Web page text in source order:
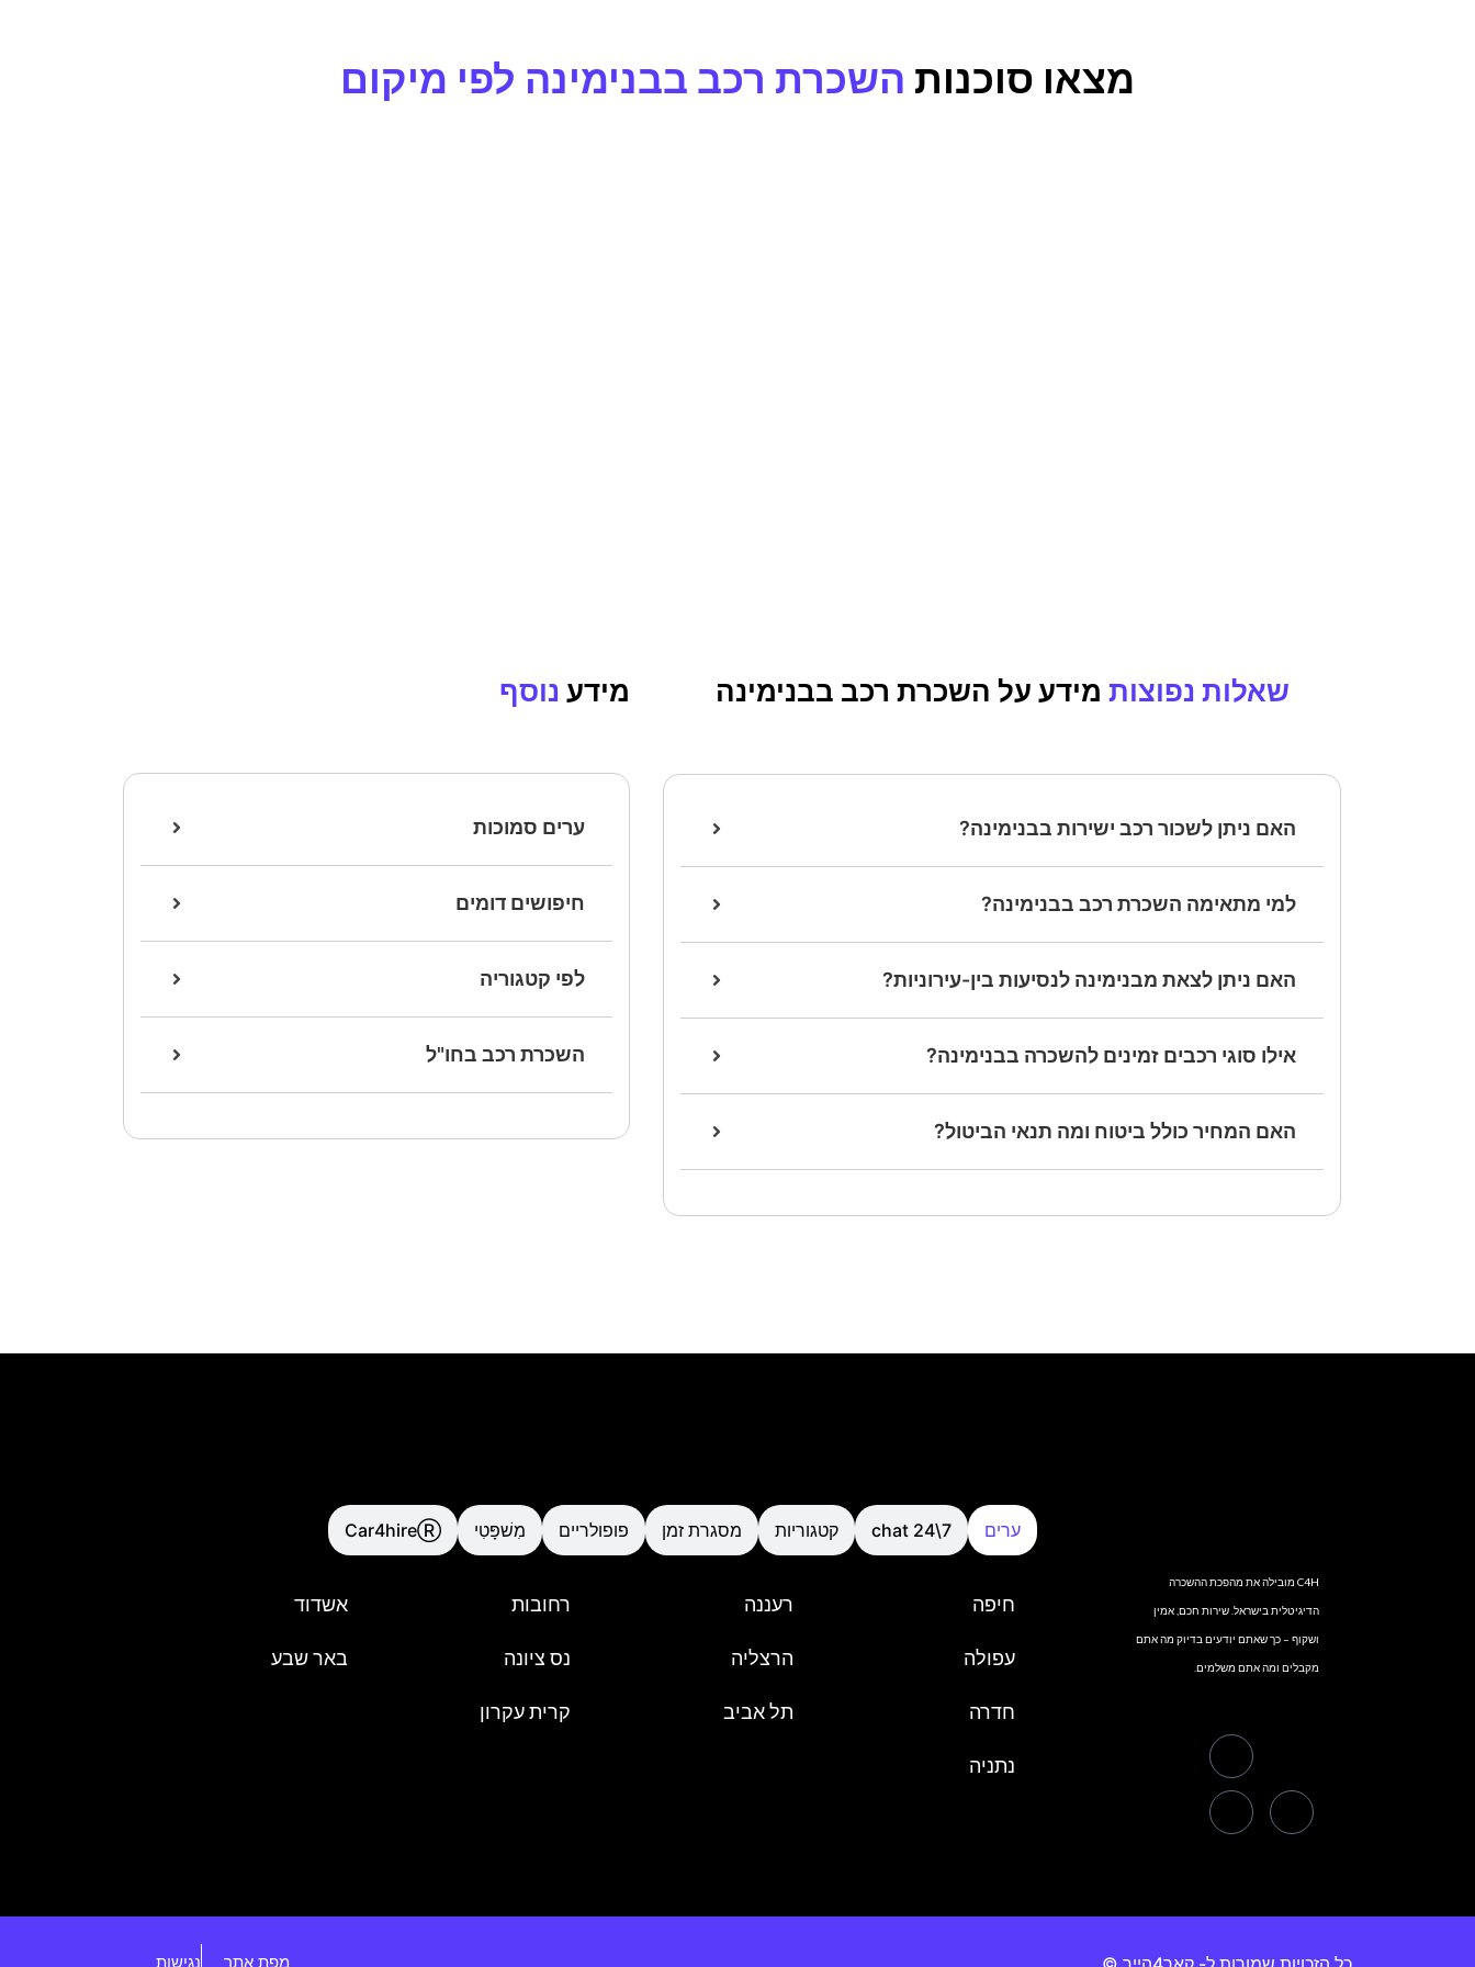
מצאו סוכנות השכרת רכב בבנימינה לפי מיקום
שאלות נפוצות מידע על השכרת רכב בבנימינה
האם ניתן לשכור רכב ישירות בבנימינה?
למי מתאימה השכרת רכב בבנימינה?
האם ניתן לצאת מבנימינה לנסיעות בין-עירוניות?
אילו סוגי רכבים זמינים להשכרה בבנימינה?
האם המחיר כולל ביטוח ומה תנאי הביטול?
מידע נוסף
ערים סמוכות
חיפושים דומים
לפי קטגוריה
השכרת רכב בחו"ל
C4H מובילה את מהפכת ההשכרה
הדיגיטלית בישראל. שירות חכם, אמין
ושקוף – כך שאתם יודעים בדיוק מה אתם
מקבלים ומה אתם משלמים.
ערים chat 24\7 קטגוריות מסגרת זמן פופולריים מִשׁפָּטִי Car4hireⓇ
חיפה
עפולה
חדרה
נתניה
רעננה
הרצליה
תל אביב
רחובות
נס ציונה
קרית עקרון
אשדוד
באר שבע
נגישות מפת אתר